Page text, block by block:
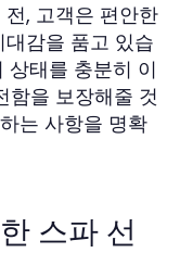
, 고객은 편안한
감을 품고 있습
상태를 충분히 이
함을 보장해줄 것
는 사항을 명확
스파 선